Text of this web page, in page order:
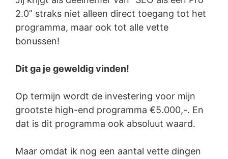
2.0” straks niet alleen direct toegang tot het
programma, maar ook tot alle vette
bonussen!
Dit ga je geweldig vinden!
Op termijn wordt de investering voor mijn
grootste high-end programma €5.000,-. En
dat is dit programma ook absoluut waard.
Maar omdat ik nog een aantal vette dingen